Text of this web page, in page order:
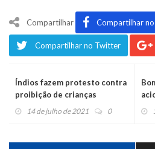
Compartilhar Compartilhar
Compartilhar no Twitter
Índios fazem protesto contra
proibição de crianças
venderem produtos nas ruas
14 de julho de 2021 0